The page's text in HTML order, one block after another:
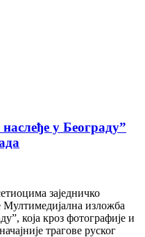
у Београду”
заједничко
Мултимедијална изложба
која кроз фотографије и
трагове руског